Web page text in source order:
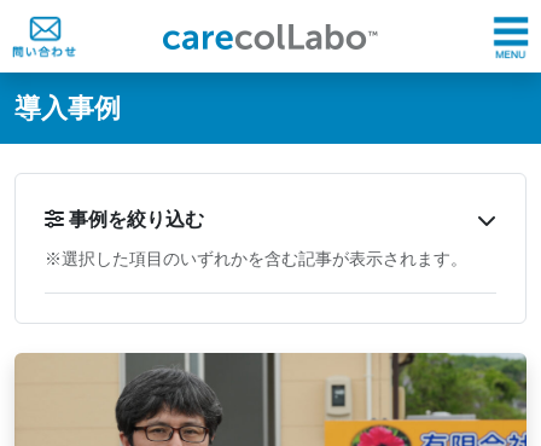
@ -0,0 +1,60 @@
導入事例
事例を絞り込む
※選択した項目のいずれかを含む記事が表示されます。